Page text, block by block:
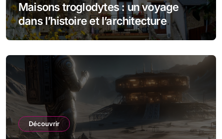
Maisons troglodytes : un voyage
dans l’histoire et l’architecture
souterraine
Découvrir